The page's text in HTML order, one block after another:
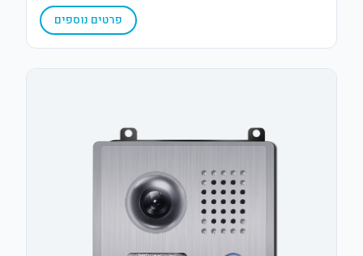
פרטים נוספים